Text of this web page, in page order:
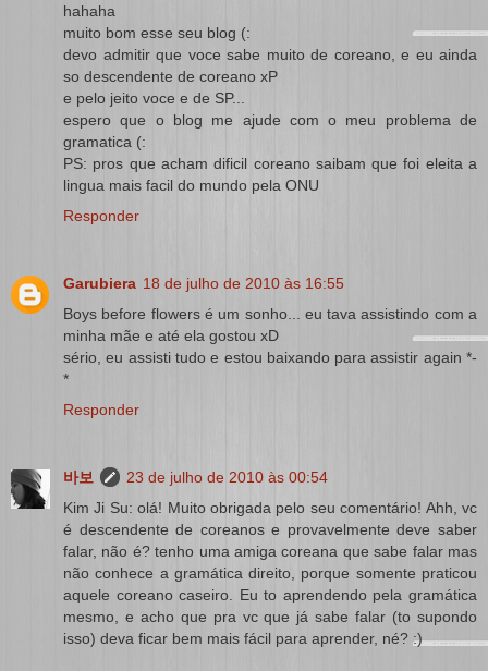
hahaha
muito bom esse seu blog (:
devo admitir que voce sabe muito de coreano, e eu ainda
so descendente de coreano xP
e pelo jeito voce e de SP...
espero que o blog me ajude com o meu problema de
gramatica (:
PS: pros que acham dificil coreano saibam que foi eleita a
lingua mais facil do mundo pela ONU
Responder
Garubiera 18 de julho de 2010 às 16:55
Boys before flowers é um sonho... eu tava assistindo com a
minha mãe e até ela gostou xD
sério, eu assisti tudo e estou baixando para assistir again *-
*
Responder
바보
23 de julho de 2010 às 00:54
Kim Ji Su: olá! Muito obrigada pelo seu comentário! Ahh, vc
é descendente de coreanos e provavelmente deve saber
falar, não é? tenho uma amiga coreana que sabe falar mas
não conhece a gramática direito, porque somente praticou
aquele coreano caseiro. Eu to aprendendo pela gramática
mesmo, e acho que pra vc que já sabe falar (to supondo
isso) deva ficar bem mais fácil para aprender, né? :)